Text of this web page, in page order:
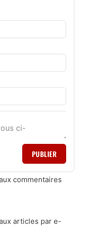
PUBLIER
commentaires
articles par e-